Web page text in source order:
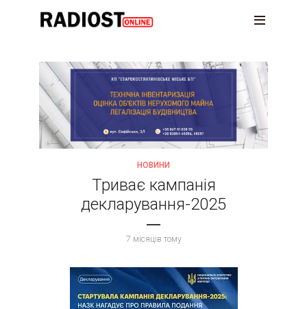
НОВИНИ
Триває кампанія
декларування-2025
7 місяців тому